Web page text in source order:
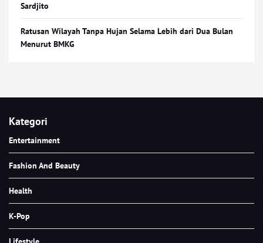
Sardjito
Ratusan Wilayah Tanpa Hujan Selama Lebih dari Dua Bulan
Menurut BMKG
Kategori
Entertainment
Fashion And Beauty
Health
K-Pop